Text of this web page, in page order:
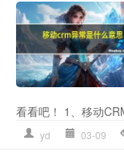
看看吧！ 1、移动
yd 03-09